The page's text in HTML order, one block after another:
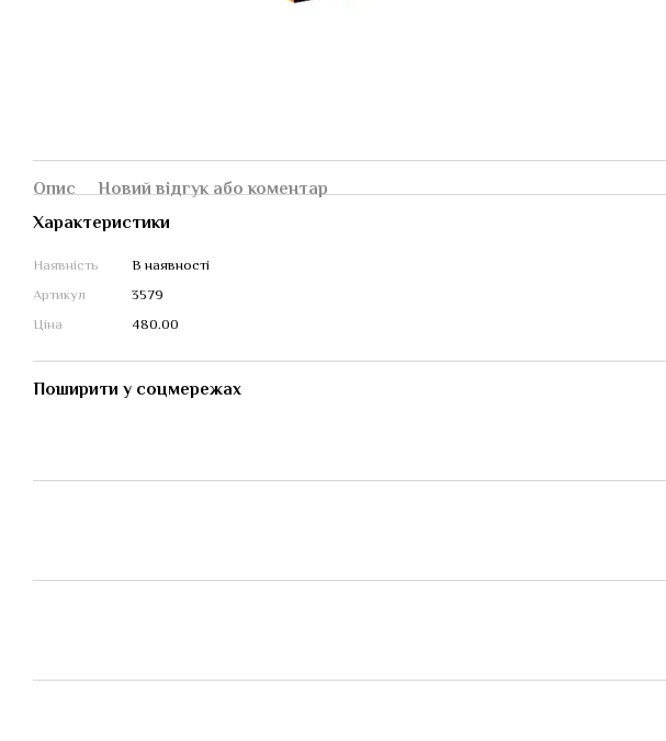
Опис
Новий відгук або коментар
Характеристики
Наявність
В наявності
Артикул
3579
Ціна
480.00
Поширити у соцмережах